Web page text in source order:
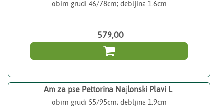
obim grudi 46/78cm; debljina 1.6cm
579,00

Am za pse Pettorina Najlonski Plavi L
obim grudi 55/95cm; debljina 1.9cm